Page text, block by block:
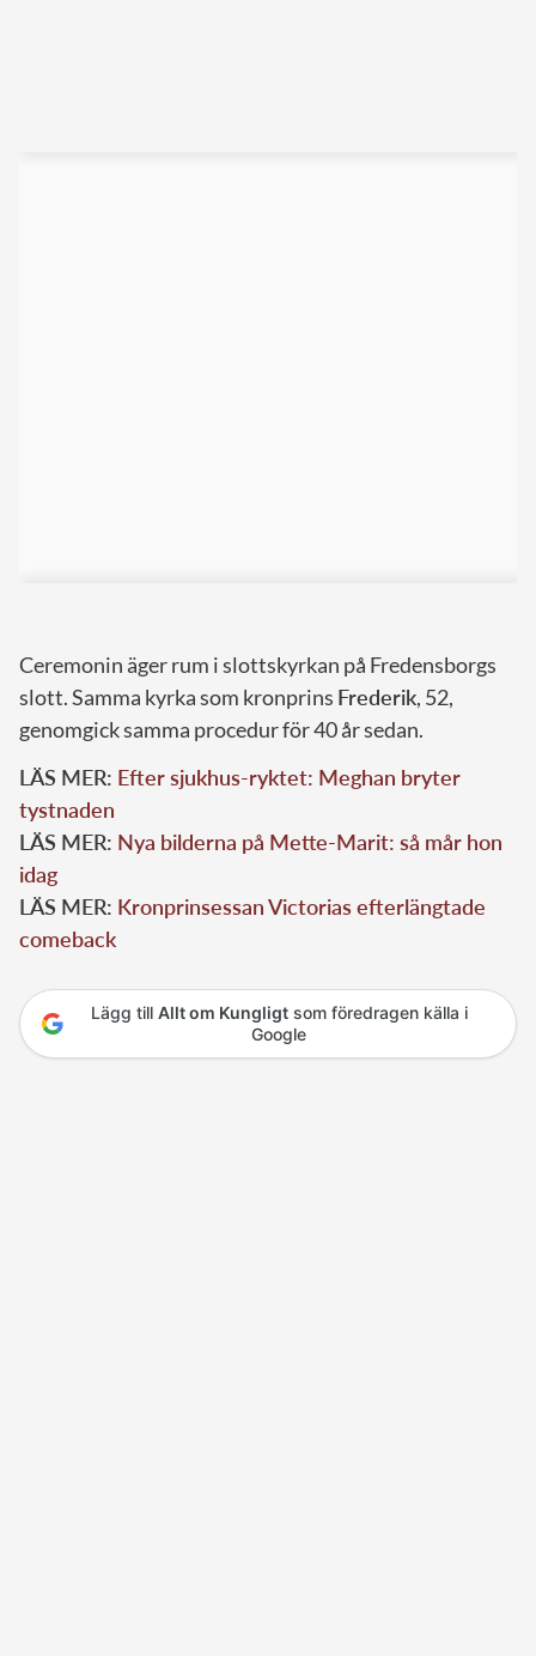
Ceremonin äger rum i slottskyrkan på Fredensborgs
slott. Samma kyrka som kronprins Frederik, 52,
genomgick samma procedur för 40 år sedan.
LÄS MER: Efter sjukhus-ryktet: Meghan bryter
tystnaden
LÄS MER: Nya bilderna på Mette-Marit: så mår hon
idag
LÄS MER: Kronprinsessan Victorias efterlängtade
comeback
Lägg till Allt om Kungligtsom föredragen källa i
Google